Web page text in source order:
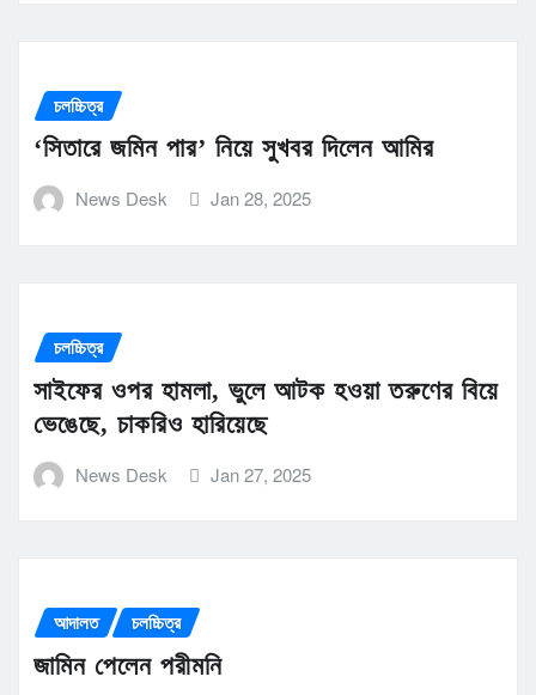
চলচ্চিত্র
‘সিতারে জমিন পার’ নিয়ে সুখবর দিলেন আমির
News Desk Jan 28, 2025
চলচ্চিত্র
সাইফের ওপর হামলা, ভুলে আটক হওয়া তরুণের বিয়ে
ভেঙেছে, চাকরিও হারিয়েছে
News Desk Jan 27, 2025
আদালত চলচ্চিত্র
জামিন পেলেন পরীমনি